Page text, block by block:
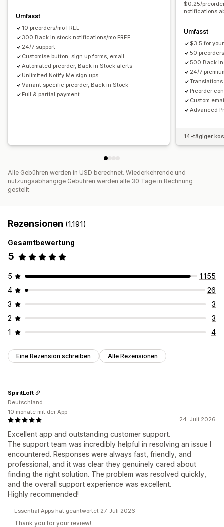
Anzahlungen
Zahlungsaufschübe
Zahlungspläne
Gemischter Warenkorb
Einstellungen für Benachrichtigungen
Benachrichtigungsvorlagen
Schaltfläche für Benachrichtigungen
Analysen und Berichte
Kundennachfrage Inventarberichte
Leistungsberichte
Verkaufsprognose Inventarverfolgung
Umfasst
10 preorders/mo FREE
300 Back in stock notifications/mo FREE
24/7 support
Customise button, sign up forms, email
Automated preorder, Back in Stock alerts
Unlimited Notify Me sign ups
Variant specific preorder, Back in Stock
Full & partial payment
$0.25/
notifications
Umfasst
$3.5 for
50
500 Back
24/7
Translations
Preorder
Custom
Advanced
14-tägiger
Alle Gebühren werden in USD berechnet. Wiederkehrende und
nutzungsabhängige Gebühren werden alle 30 Tage in Rechnung
gestellt.
Rezensionen (1.191)
Gesamtbewertung
5
5
1.155
4
26
3
3
2
3
1
4
Eine Rezension schreiben Alle Rezensionen
24. Juli 2026
Excellent app and outstanding customer support.
The support team was incredibly helpful in resolving an issue I
encountered. Responses were always fast, friendly, and
professional, and it was clear they genuinely cared about
finding the right solution. The problem was resolved quickly,
and the overall support experience was excellent.
Highly recommended!
SpiritLoft
Deutschland
10 monate mit der App
Essential Apps hat geantwortet 27. Juli 2026
Thank you for your review!